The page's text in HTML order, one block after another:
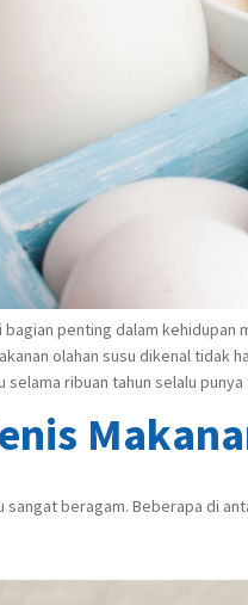
bagian penting dalam
olahan susu dikenal tidak
selama ribuan tahun selalu
sangat beragam. Beberapa di